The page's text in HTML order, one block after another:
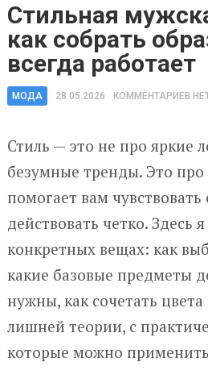
Стильная
как собрать
всегда работает
МОДА 28.05.2026 КОММЕНТАРИЕВ
Стиль — это не про яркие
безумные тренды. Это про
помогает вам чувствовать
действовать четко. Здесь
конкретных вещах: как
какие базовые предметы
нужны, как сочетать цвета
лишней теории, с
которые можно